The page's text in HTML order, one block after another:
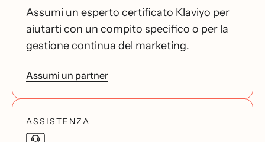
Assumi un esperto certificato Klaviyo per
aiutarti con un compito specifico o per la
gestione continua del marketing.
Assumi un partner
ASSISTENZA